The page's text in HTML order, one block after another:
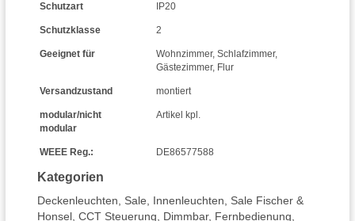
Kategorien
Deckenleuchten Sale Innenleuchten
Sale Fischer &
Honsel CCT Steuerung Dimmbar, Fernbedienung
Schutzart IP20
Schutzklasse 2
Geeignet für Wohnzimmer, Schlafzimmer,
Gästezimmer, Flur
Versandzustand montiert
modular/nicht
modular
Artikel kpl.
WEEE Reg.: DE86577588